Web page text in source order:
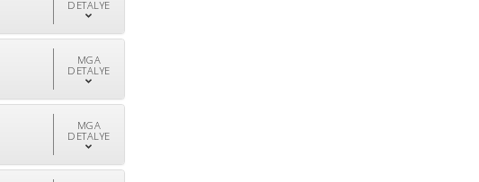
DETALYE
MGA
DETALYE
MGA
DETALYE